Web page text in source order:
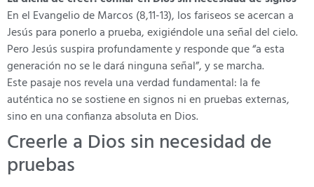
En el Evangelio de Marcos (8,11-13), los fariseos se acercan a
Jesús para ponerlo a prueba, exigiéndole una señal del cielo.
Pero Jesús suspira profundamente y responde que “a esta
generación no se le dará ninguna señal”, y se marcha.
Este pasaje nos revela una verdad fundamental: la fe
auténtica no se sostiene en signos ni en pruebas externas,
sino en una confianza absoluta en Dios.
Creerle a Dios sin necesidad de
pruebas